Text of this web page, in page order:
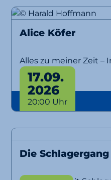
Alice Köfer
Alles zu meiner Zeit –
selbst
17.09.
2026
20:00 Uhr
Die Schlagergang